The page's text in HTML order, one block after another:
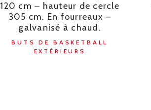
120 cm – hauteur de cercle
305 cm. En fourreaux –
galvanisé à chaud.
BUTS DE BASKETBALL
EXTÉRIEURS